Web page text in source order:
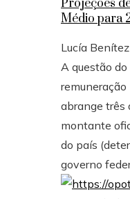
Projeções
Médio para
Lucía Benítez
A questão
abrange três
montante
do país
governo